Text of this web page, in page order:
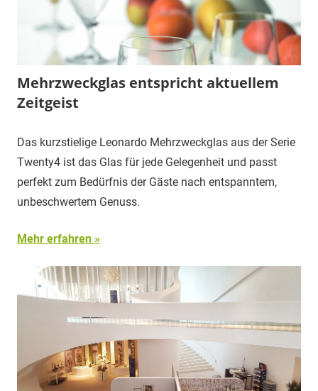
Mehrzweckglas entspricht aktuellem
Zeitgeist
Das kurzstielige Leonardo Mehrzweckglas aus der Serie
Twenty4 ist das Glas für jede Gelegenheit und passt
perfekt zum Bedürfnis der Gäste nach entspanntem,
unbeschwertem Genuss.
Mehr erfahren